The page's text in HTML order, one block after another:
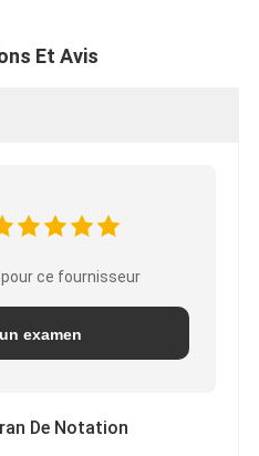
Et Avis
ce fournisseur
examen
De Notation